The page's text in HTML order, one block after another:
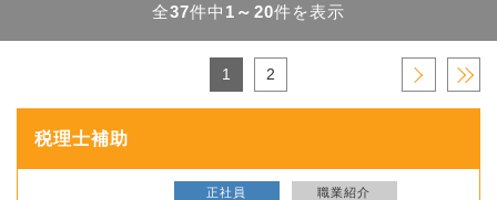
全37件中 1～20件を表示
1 2 › »
税理士補助
正社員 職業紹介